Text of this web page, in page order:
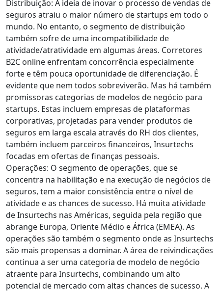
Distribuição: A ideia de inovar o processo de vendas de
seguros atraiu o maior número de startups em todo o
mundo. No entanto, o segmento de distribuição
também sofre de uma incompatibilidade de
atividade/atratividade em algumas áreas. Corretores
B2C online enfrentam concorrência especialmente
forte e têm pouca oportunidade de diferenciação. É
evidente que nem todos sobreviverão. Mas há também
promissoras categorias de modelos de negócio para
startups. Estas incluem empresas de plataformas
corporativas, projetadas para vender produtos de
seguros em larga escala através do RH dos clientes,
também incluem parceiros financeiros, Insurtechs
focadas em ofertas de finanças pessoais.
Operações: O segmento de operações, que se
concentra na habilitação e na execução de negócios de
seguros, tem a maior consistência entre o nível de
atividade e as chances de sucesso. Há muita atividade
de Insurtechs nas Américas, seguida pela região que
abrange Europa, Oriente Médio e África (EMEA). As
operações são também o segmento onde as Insurtechs
são mais propensas a dominar. A área de reivindicações
continua a ser uma categoria de modelo de negócio
atraente para Insurtechs, combinando um alto
potencial de mercado com altas chances de sucesso. A